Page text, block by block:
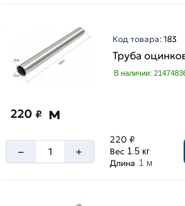
Код товара:183
Труба
В наличии:
220 ₽ м
– +
220 ₽
Вес 1.5 кг
Длина 1 м